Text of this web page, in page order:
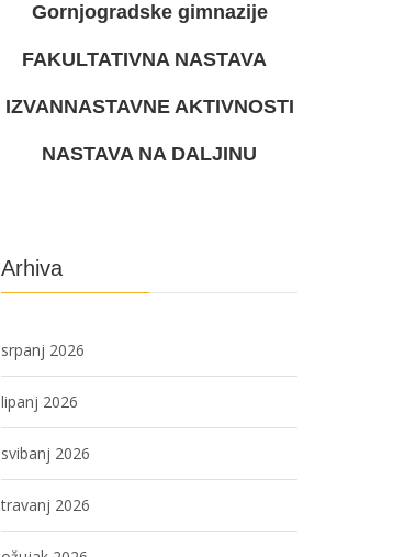
Gornjogradske gimnazije
FAKULTATIVNA NASTAVA
IZVANNASTAVNE AKTIVNOSTI
NASTAVA NA DALJINU
Arhiva
srpanj 2026
lipanj 2026
svibanj 2026
travanj 2026